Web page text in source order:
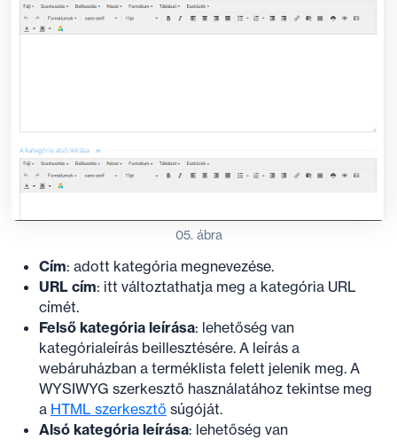
05. ábra
Cím: adott kategória megnevezése.
URL cím: itt változtathatja meg a kategória URL
címét.
Felső kategória leírása: lehetőség van
kategórialeírás beillesztésére. A leírás a
webáruházban a terméklista felett jelenik meg. A
WYSIWYG szerkesztő használatához tekintse meg
a HTML szerkesztő súgóját.
Alsó kategória leírása: lehetőség van